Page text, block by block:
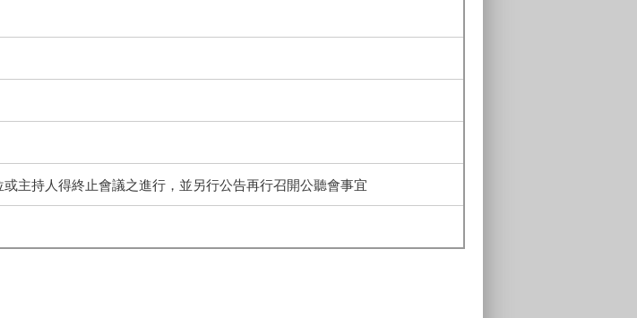
主持人得終止會議之進行，並另行公告再行召開公聽會事宜